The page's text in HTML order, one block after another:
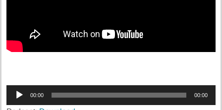
Lecteur
audio
00:00 00:00